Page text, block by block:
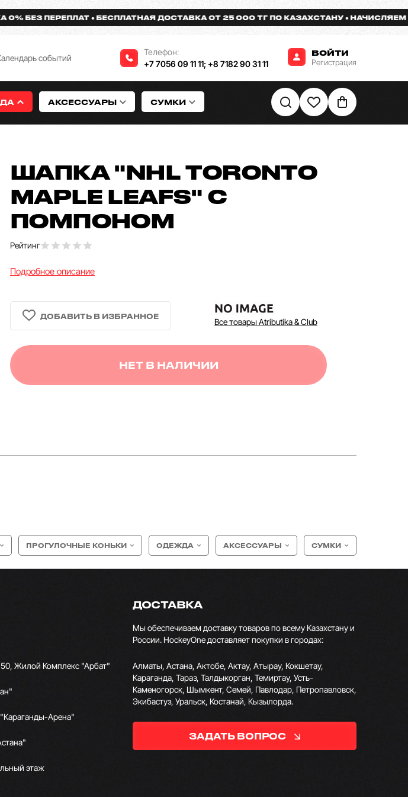
БЕЗ ПЕРЕПЛАТ БЕСПЛАТНАЯ ДОСТАВКА ОТ 25 000 ТГ ПО КАЗАХСТАНУ НАЧИСЛЯЕМ
событий
Телефон:
+7 7056 09 11 11; +8 7182 90 31 11
ВОЙТИ
Регистрация
АКСЕССУАРЫ СУМКИ
ШАПКА "NHL TORONTO
MAPLE LEAFS" С
ПОМПОНОМ
Рейтинг
Подробное описание
Все товары Atributika & Club
НЕТ В НАЛИЧИИ
ПРОГУЛОЧНЫЕ КОНЬКИ ОДЕЖДА АКСЕССУАРЫ СУМКИ
Жилой Комплекс "Арбат"
Арена"
этаж
ДОСТАВКА
Мы обеспечиваем доставку товаров по всему Казахстану и
России. HockeyOne доставляет покупки в городах:
Алматы, Астана, Актобе, Актау, Атырау, Кокшетау,
Караганда, Тараз, Талдыкорган, Темиртау, Усть-
Каменогорск, Шымкент, Семей, Павлодар, Петропавловск,
Экибастуз, Уральск, Костанай, Кызылорда.
ЗАДАТЬ ВОПРОС